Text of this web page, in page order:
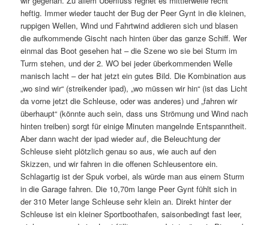
heftig. Immer wieder taucht der Bug der Peer Gynt in die kleinen,
ruppigen Wellen, Wind und Fahrtwind addieren sich und blasen
die aufkommende Gischt nach hinten über das ganze Schiff. Wer
einmal das Boot gesehen hat – die Szene wo sie bei Sturm im
Turm stehen, und der 2. WO bei jeder überkommenden Welle
manisch lacht – der hat jetzt ein gutes Bild. Die Kombination aus
„wo sind wir“ (streikender ipad), „wo müssen wir hin“ (ist das Licht
da vorne jetzt die Schleuse, oder was anderes) und „fahren wir
überhaupt“ (könnte auch sein, dass uns Strömung und Wind nach
hinten treiben) sorgt für einige Minuten mangelnde Entspanntheit.
Aber dann wacht der ipad wieder auf, die Beleuchtung der
Schleuse sieht plötzlich genau so aus, wie auch auf den
Skizzen, und wir fahren in die offenen Schleusentore ein.
Schlagartig ist der Spuk vorbei, als würde man aus einem Sturm
in die Garage fahren. Die 10,70m lange Peer Gynt fühlt sich in
der 310 Meter lange Schleuse sehr klein an. Direkt hinter der
Schleuse ist ein kleiner Sportboothafen, saisonbedingt fast leer,